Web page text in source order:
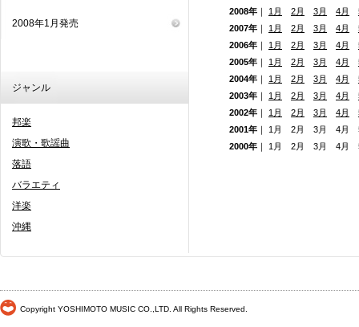
2008年1月発売
ジャンル
邦楽
演歌・歌謡曲
落語
バラエティ
洋楽
沖縄
2008年 ｜ 1月 2月 3月 4月
2007年 ｜ 1月 2月 3月 4月
2006年 ｜ 1月 2月 3月 4月
2005年 ｜ 1月 2月 3月 4月
2004年 ｜ 1月 2月 3月 4月
2003年 ｜ 1月 2月 3月 4月
2002年 ｜ 1月 2月 3月 4月
2001年 ｜ 1月 2月 3月 4
2000年 ｜ 1月 2月 3月 4
Copyright YOSHIMOTO MUSIC CO.,LTD. All Rights Reserved.